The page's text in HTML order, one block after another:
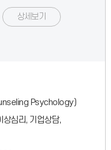
상세보기
Psychology)
상심리, 기업상담,